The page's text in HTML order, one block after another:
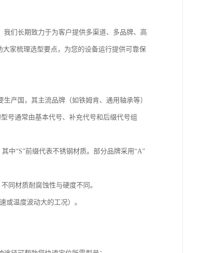
们长期致力于为客户提供多渠道、多品牌、高
家梳理选型要点，为您的设备运行提供可靠保
产国，其主流品牌（如铁姆肯、通用轴承等）
号通常由基本代号、补充代号和后缀代号组
中“S”前缀代表不锈钢材质。部分品牌采用“A”
同材质耐腐蚀性与硬度不同。
或温度波动大的工况）。